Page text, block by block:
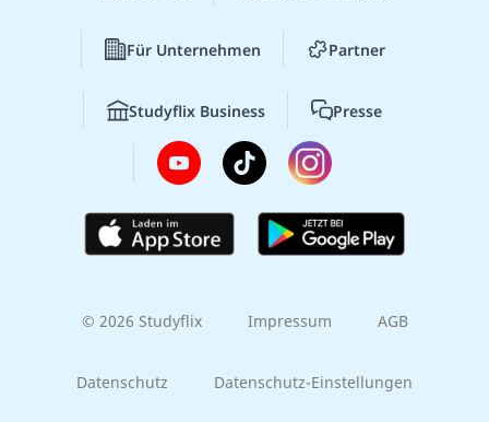
Für Unternehmen Partner
Studyflix Business Presse
© 2026 Studyflix Impressum AGB
Datenschutz Datenschutz-Einstellungen